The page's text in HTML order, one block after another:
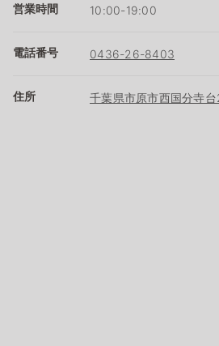
営業時間 10:00-19:00
電話番号 0436-26-8403
住所 千葉県市原市西国分寺